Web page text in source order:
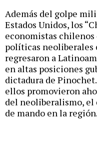
Además del golpe
Estados Unidos, los
economistas
políticas neoliberales
regresaron a
en altas posiciones
dictadura de
ellos promovieron
del neoliberalismo, el
de mando en la región.